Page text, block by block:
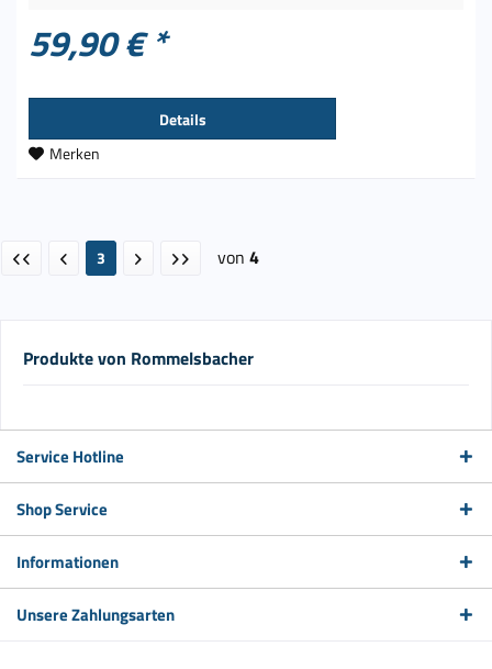
59,90 € *
Details
Merken
3 von 4
Produkte von Rommelsbacher
Service Hotline
Shop Service
Informationen
Unsere Zahlungsarten